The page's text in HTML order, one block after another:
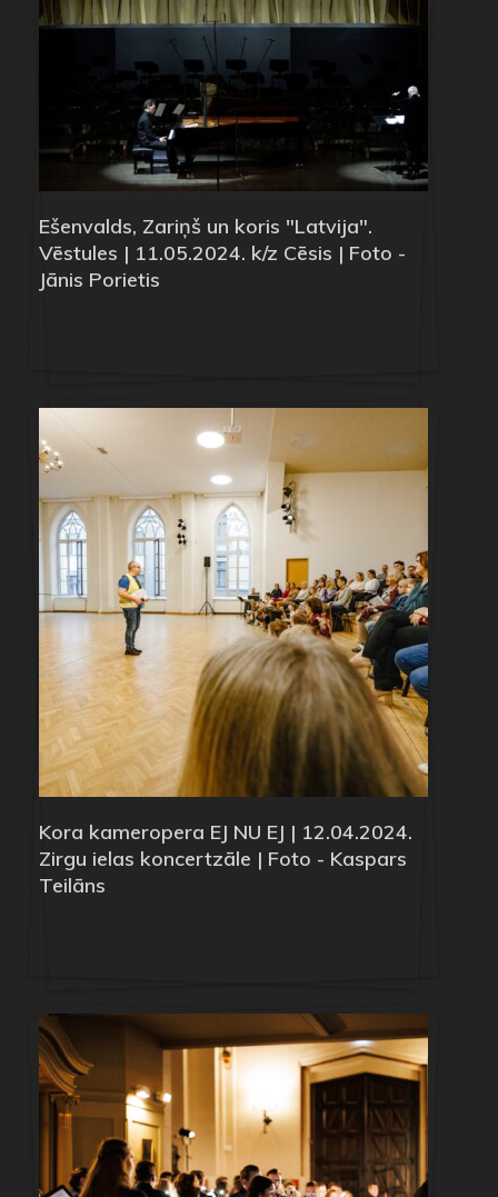
Ešenvalds, Zariņš un koris "Latvija".
Vēstules | 11.05.2024. k/z Cēsis | Foto -
Jānis Porietis
Kora kameropera EJ NU EJ | 12.04.2024.
Zirgu ielas koncertzāle | Foto - Kaspars
Teilāns